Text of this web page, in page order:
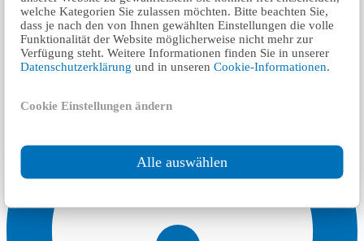
welche Kategorien Sie zulassen möchten. Bitte beachten Sie,
dass je nach den von Ihnen gewählten Einstellungen die volle
Funktionalität der Website möglicherweise nicht mehr zur
Verfügung steht. Weitere Informationen finden Sie in unserer
Datenschutzerklärungund in unserenCookie-Informationen
Cookie Einstellungen ändern
Alle auswählen
مواقع أخرى قريبة من
إمتحان رخصة السياقة